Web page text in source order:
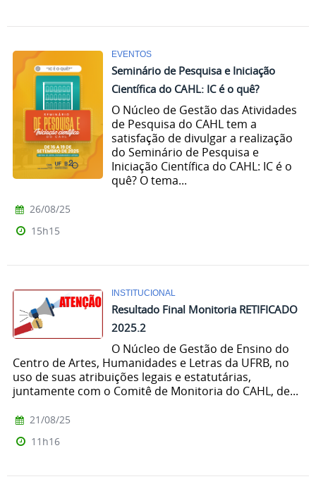
EVENTOS
Seminário de Pesquisa e Iniciação
Científica do CAHL: IC é o quê?
O Núcleo de Gestão das Atividades
de Pesquisa do CAHL tem a
satisfação de divulgar a realização
do Seminário de Pesquisa e
Iniciação Científica do CAHL: IC é o
quê? O tema...
26/08/25
15h15
INSTITUCIONAL
Resultado Final Monitoria RETIFICADO
2025.2
O Núcleo de Gestão de Ensino do
Centro de Artes, Humanidades e Letras da UFRB, no
uso de suas atribuições legais e estatutárias,
juntamente com o Comitê de Monitoria do CAHL, de...
21/08/25
11h16